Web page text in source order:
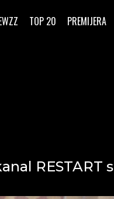
TOP 20 PREMIJERA
RESTART s